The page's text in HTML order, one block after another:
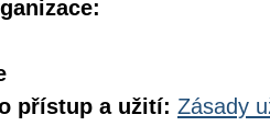
přístup a užití: Zásady